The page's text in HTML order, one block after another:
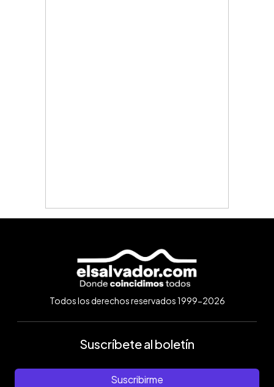
Todos los derechos reservados 1999-2026
Suscríbete al boletín
Suscribirme